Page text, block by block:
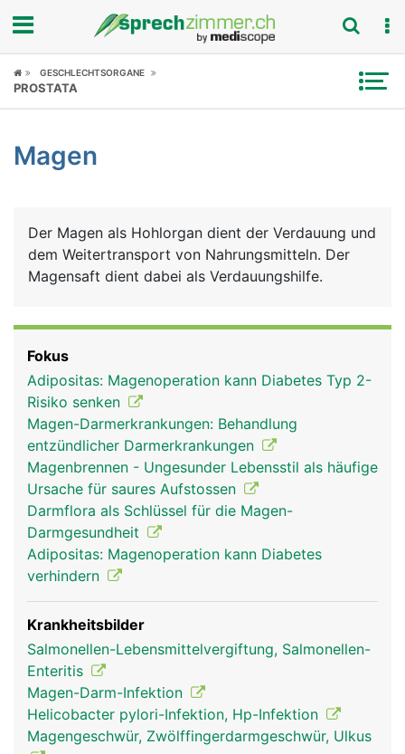
Fokus
Symptome
News
Rubriken
GESCHLECHTSORGANE
PROSTATA
Magen
Der Magen als Hohlorgan dient der Verdauung und
dem Weitertransport von Nahrungsmitteln. Der
Magensaft dient dabei als Verdauungshilfe.
Fokus
Adipositas: Magenoperation kann Diabetes Typ 2-
Risiko senken
Magen-Darmerkrankungen: Behandlung
entzündlicher Darmerkrankungen
Magenbrennen - Ungesunder Lebensstil als häufige
Ursache für saures Aufstossen
Darmflora als Schlüssel für die Magen-
Darmgesundheit
Adipositas: Magenoperation kann Diabetes
verhindern
Krankheitsbilder
Salmonellen-Lebensmittelvergiftung, Salmonellen-
Enteritis
Magen-Darm-Infektion
Helicobacter pylori-Infektion, Hp-Infektion
Magengeschwür, Zwölffingerdarmgeschwür, Ulkus